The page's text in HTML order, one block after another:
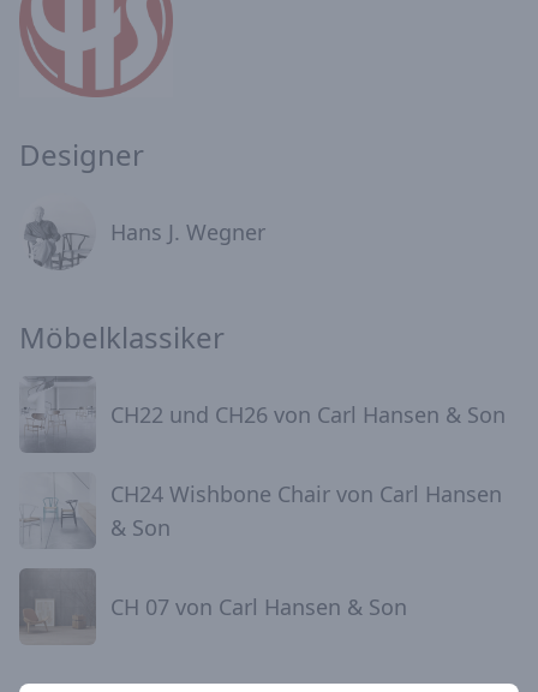
Designer
Hans J. Wegner
Möbelklassiker
CH22 und CH26 von Carl Hansen & Son
CH24 Wishbone Chair von Carl Hansen
& Son
CH 07 von Carl Hansen & Son